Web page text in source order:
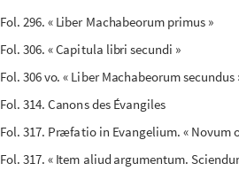
Fol. 296. « Liber Machabeorum primus »
Fol. 306. « Capitula libri secundi »
Fol. 306 vo. « Liber Machabeorum secundus
Fol. 314. Canons des Évangiles
Fol. 317. Præfatio in Evangelium. « Novum
Fol. 317. « Item aliud argumentum.